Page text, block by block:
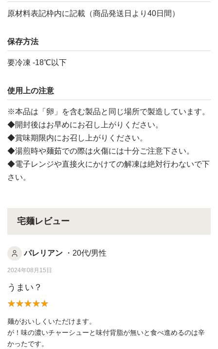
原材料表記枠内に記載（商品発送日より40日間）
保存方法
要冷凍 -18℃以下
使用上の注意
※本品は「卵」を含む製品と同じ場所で製造しています。
◆開封後はお早めにお召し上がりください。
◆賞味期限内にお召し上がりください。
◆湯煎時や麺茹での際は火傷には十分ご注意下さい。
◆電子レンジや直接火にかけての解凍は絶対行わないで下
さい。
宅麺レビュー
パレリアン ・20代/男性
2024年08月15日
うまい？
麺がおいしくいただけます。
が！味の濃いチャーシューと味付背脂が無いと食べ進めるのは辛
かったです。